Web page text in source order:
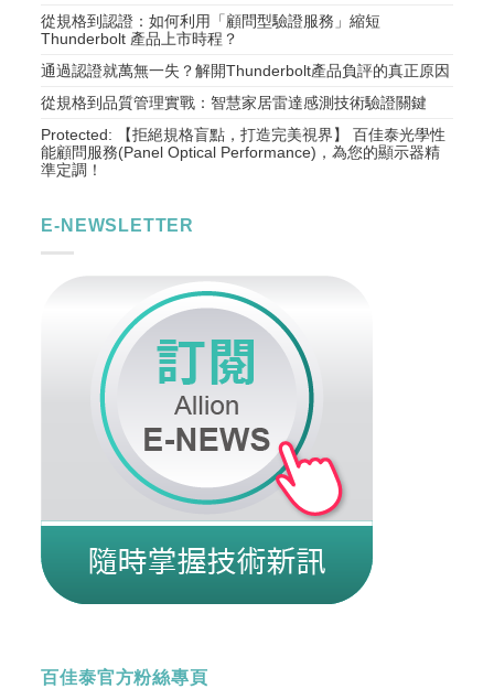
從規格到認證：如何利用「顧問型驗證服務」縮短
Thunderbolt 產品上市時程？
通過認證就萬無一失？解開Thunderbolt產品負評的真正原因
從規格到品質管理實戰：智慧家居雷達感測技術驗證關鍵
Protected: 【拒絕規格盲點，打造完美視界】 百佳泰光學性
能顧問服務(Panel Optical Performance)，為您的顯示器精
準定調！
E-NEWSLETTER
百佳泰官方粉絲專頁